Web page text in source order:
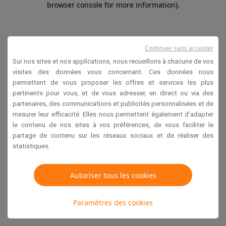
browser console for more information).
Sur nos sites et nos applications, nous recueillons à chacune de vos
visites des données vous concernant. Ces données nous
permettent de vous proposer les offres et services les plus
pertinents pour vous, et de vous adresser, en direct ou via des
partenaires, des communications et publicités personnalisées et de
mesurer leur efficacité. Elles nous permettent également d’adapter
le contenu de nos sites à vos préférences, de vous faciliter le
partage de contenu sur les réseaux sociaux et de réaliser des
statistiques.
Autoriser tous les cookies
Paramètres des cookies
Continuer sans accepter